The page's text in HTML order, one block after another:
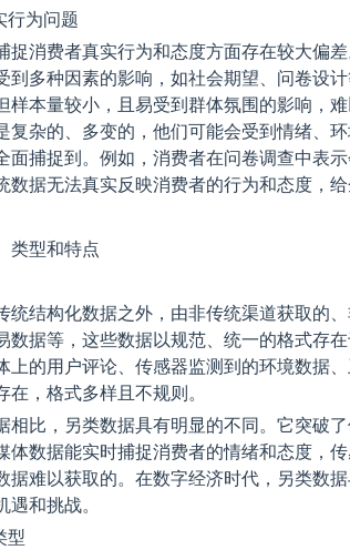
行为问题
捉消费者真实行为和态度方面存在较大偏
到多种因素的影响，如社会期望、问卷设
样本量较小，且易受到群体氛围的影响，
复杂的、多变的，他们可能会受到情绪、
面捕捉到。例如，消费者在问卷调查中表
数据无法真实反映消费者的行为和态度，给
类型和特点
统结构化数据之外，由非传统渠道获取的
数据等，这些数据以规范、统一的格式存
上的用户评论、传感器监测到的环境数据
，格式多样且不规则。
相比，另类数据具有明显的不同。它突破
体数据能实时捕捉消费者的情绪和态度，
据难以获取的。在数字经济时代，另类数
和挑战。
型